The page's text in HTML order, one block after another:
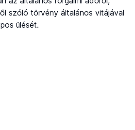
szóló törvény általános vitájával
ülését.